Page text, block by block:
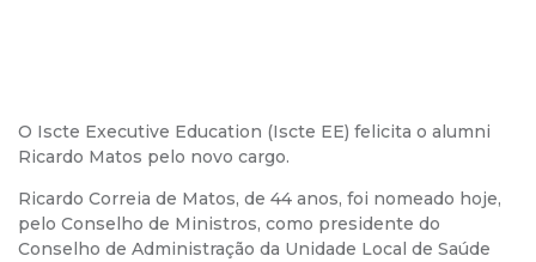
O Iscte Executive Education (Iscte EE) felicita o alumni
Ricardo Matos pelo novo cargo.
Ricardo Correia de Matos, de 44 anos, foi nomeado hoje,
pelo Conselho de Ministros, como presidente do
Conselho de Administração da Unidade Local de Saúde